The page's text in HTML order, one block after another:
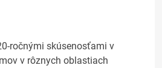
ročnými skúsenosťami v
v rôznych oblastiach